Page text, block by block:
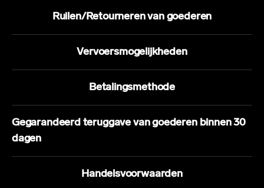
Ruilen/Retourneren van goederen
Vervoersmogelijkheden
Betalingsmethode
Gegarandeerd teruggave van goederen binnen 30
dagen
Handelsvoorwaarden